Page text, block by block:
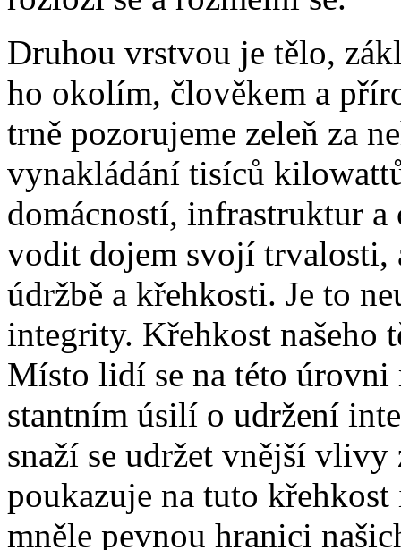
Dru­hou vrst­vou je tě­lo,
ho oko­lím, člo­vě­kem a
tr­ně po­zo­ru­je­me ze­leň za
vy­na­klá­dá­ní ti­sí­ců
do­mác­nos­tí, in­frastruk­tur
vo­dit do­jem svo­jí tr­va­los­ti,
údrž­bě a křeh­kos­ti. Je to
in­te­gri­ty. Křeh­kost na­še­ho
Mís­to li­dí se na té­to
stant­ním úsi­lí o udr­že­ní
sna­ží se udr­žet vněj­ší
po­u­ka­zu­je na tu­to
mně­le pev­nou hra­ni­ci